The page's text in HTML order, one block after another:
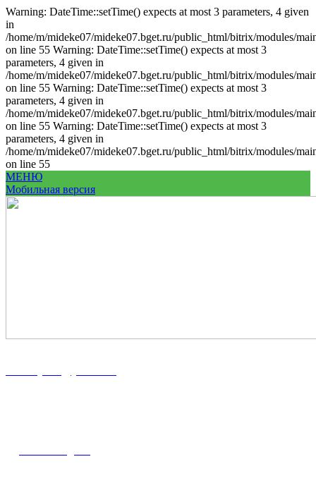
Warning: DateTime::setTime() expects at most 3 parameters, 4 given
in
/home/m/mideke07/mideke07.bget.ru/public_html/bitrix/modules/
on line 55 Warning: DateTime::setTime() expects at most 3
parameters, 4 given in
/home/m/mideke07/mideke07.bget.ru/public_html/bitrix/modules/
on line 55 Warning: DateTime::setTime() expects at most 3
parameters, 4 given in
/home/m/mideke07/mideke07.bget.ru/public_html/bitrix/modules/
on line 55 Warning: DateTime::setTime() expects at most 3
parameters, 4 given in
/home/m/mideke07/mideke07.bget.ru/public_html/bitrix/modules/
on line 55
МЕНЮ
Мобильная версия